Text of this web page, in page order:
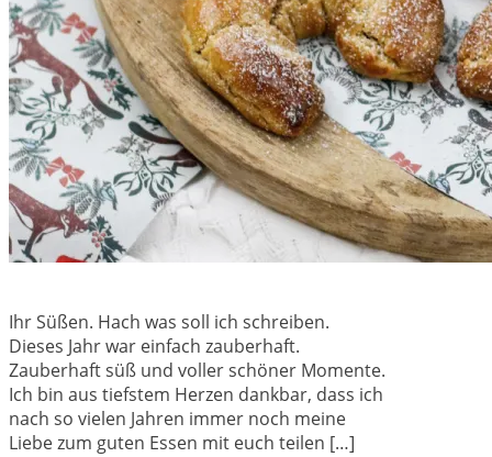
Ihr Süßen. Hach was soll ich schreiben.
Dieses Jahr war einfach zauberhaft.
Zauberhaft süß und voller schöner Momente.
Ich bin aus tiefstem Herzen dankbar, dass ich
nach so vielen Jahren immer noch meine
Liebe zum guten Essen mit euch teilen […]